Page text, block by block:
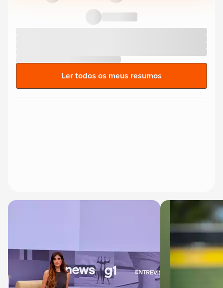
Ler todos os meus resumos